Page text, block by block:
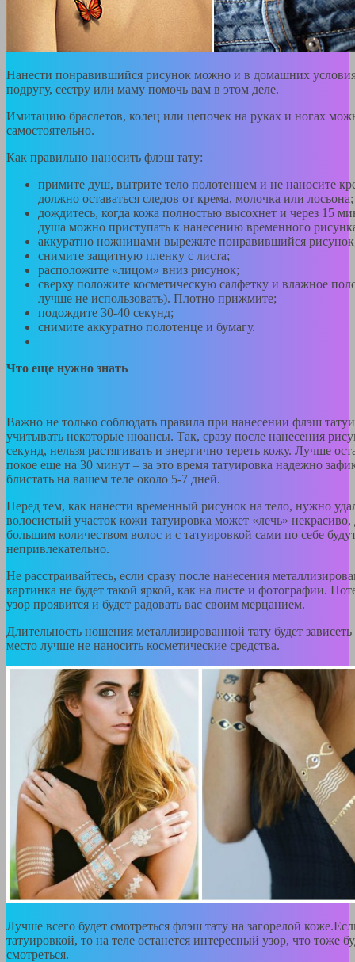
Нанести понравившийся рисунок можно и в домашних
подругу, сестру или маму помочь вам в этом деле.
Имитацию браслетов, колец или цепочек на руках и ногах
самостоятельно.
Как правильно наносить флэш тату:
примите душ, вытрите тело полотенцем и не наносите
должно оставаться следов от крема, молочка или лосьона;
дождитесь, когда кожа полностью высохнет и через 15
душа можно приступать к нанесению временного
аккуратно ножницами вырежьте понравившийся
снимите защитную пленку с листа;
расположите «лицом» вниз рисунок;
сверху положите косметическую салфетку и влажное
лучше не использовать). Плотно прижмите;
подождите 30-40 секунд;
снимите аккуратно полотенце и бумагу.
Что еще нужно знать
Важно не только соблюдать правила при нанесении флэш
учитывать некоторые нюансы. Так, сразу после нанесения
секунд, нельзя растягивать и энергично тереть кожу. Лучше
покое еще на 30 минут – за это время татуировка надежно
блистать на вашем теле около 5-7 дней.
Перед тем, как нанести временный рисунок на тело, нужно
волосистый участок кожи татуировка может «лечь»
большим количеством волос и с татуировкой сами по себе
непривлекательно.
Не расстраивайтесь, если сразу после нанесения
картинка не будет такой яркой, как на листе и фотографии.
узор проявится и будет радовать вас своим мерцанием.
Длительность ношения металлизированной тату будет
место лучше не наносить косметические средства.
Лучше всего будет смотреться флэш тату на загорелой
татуировкой, то на теле останется интересный узор, что тоже
смотреться.